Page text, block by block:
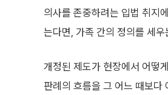
의사를 존중하려는 입법 취지
는다면, 가족 간의 정의를 세
개정된 제도가 현장에서 어떻
판례의 흐름을 그 어느 때보다